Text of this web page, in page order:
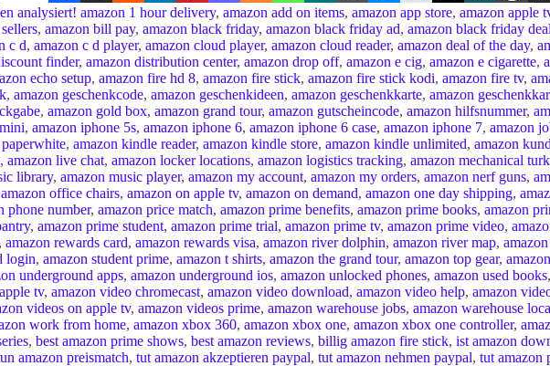
analysiert! amazon 1 hour delivery, amazon add on items, amazon app store, amazon apple
, amazon bill pay, amazon black friday, amazon black friday ad, amazon black friday
c d, amazon c d player, amazon cloud player, amazon cloud reader, amazon deal of the day,
finder, amazon distribution center, amazon drop off, amazon e cig, amazon e cigarette,
echo setup, amazon fire hd 8, amazon fire stick, amazon fire stick kodi, amazon fire tv,
, amazon geschenkcode, amazon geschenkideen, amazon geschenkkarte, amazon
, amazon gold box, amazon grand tour, amazon gutscheincode, amazon hilfsnummer,
, amazon iphone 5s, amazon iphone 6, amazon iphone 6 case, amazon iphone 7, amazon
, amazon kindle reader, amazon kindle store, amazon kindle unlimited, amazon
, amazon live chat, amazon locker locations, amazon logistics tracking, amazon mechanical turk
library, amazon music player, amazon my account, amazon my orders, amazon nerf guns,
amazon office chairs, amazon on apple tv, amazon on demand, amazon one day shipping,
phone number, amazon price match, amazon prime benefits, amazon prime books, amazon
, amazon prime student, amazon prime trial, amazon prime tv, amazon prime video,
amazon rewards card, amazon rewards visa, amazon river dolphin, amazon river map,
login, amazon student prime, amazon t shirts, amazon the grand tour, amazon top gear,
underground apps, amazon underground ios, amazon unlocked phones, amazon used books,
tv, amazon video chromecast, amazon video download, amazon video help, amazon
videos on apple tv, amazon videos prime, amazon warehouse jobs, amazon warehouse
work from home, amazon xbox 360, amazon xbox one, amazon xbox one controller,
, best amazon prime shows, best amazon reviews, billig amazon fire stick, ist amazon
amazon preismatch, tut amazon akzeptieren paypal, tut amazon nehmen paypal, tut amazon